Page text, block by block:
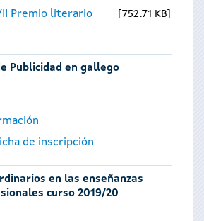
Premio literario
752.71 KB
Publicidad en gallego
de inscripción
en las enseñanzas
curso 2019/20